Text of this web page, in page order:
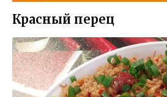
Красный перец